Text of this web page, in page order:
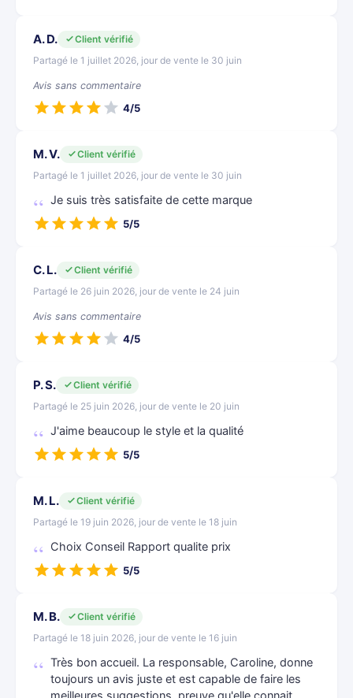
A. D.
Client vérifié
Partagé le 1 juillet 2026, jour de vente le 30 juin
Avis sans commentaire
4/5
M. V.
Client vérifié
Partagé le 1 juillet 2026, jour de vente le 30 juin
Je suis très satisfaite de cette marque
5/5
C. L.
Client vérifié
Partagé le 26 juin 2026, jour de vente le 24 juin
Avis sans commentaire
4/5
P. S.
Client vérifié
Partagé le 25 juin 2026, jour de vente le 20 juin
J'aime beaucoup le style et la qualité
5/5
M. L.
Client vérifié
Partagé le 19 juin 2026, jour de vente le 18 juin
Choix Conseil Rapport qualite prix
5/5
M. B.
Client vérifié
Partagé le 18 juin 2026, jour de vente le 16 juin
Très bon accueil. La responsable, Caroline, donne
toujours un avis juste et est capable de faire les